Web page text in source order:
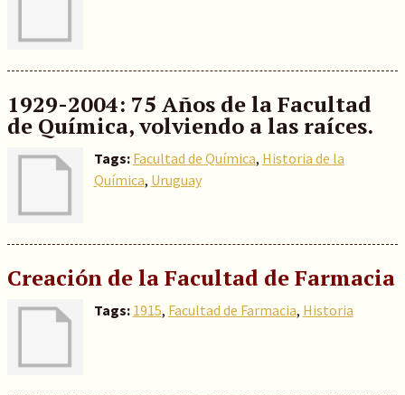
1929-2004: 75 Años de la Facultad
de Química, volviendo a las raíces.
Tags: Facultad de Química, Historia de la
Química, Uruguay
Creación de la Facultad de Farmacia
Tags: 1915, Facultad de Farmacia, Historia